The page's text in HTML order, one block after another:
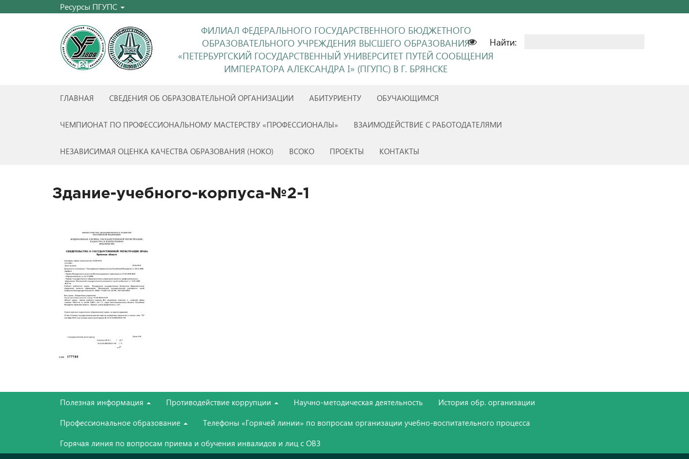
Ресурсы ПГУПС
ФИЛИАЛ ФЕДЕРАЛЬНОГО ГОСУДАРСТВЕННОГО БЮДЖЕТНОГО
ОБРАЗОВАТЕЛЬНОГО УЧРЕЖДЕНИЯ ВЫСШЕГО ОБРАЗОВАНИЯ
«ПЕТЕРБУРГСКИЙ ГОСУДАРСТВЕННЫЙ УНИВЕРСИТЕТ ПУТЕЙ СООБЩЕНИЯ
ИМПЕРАТОРА АЛЕКСАНДРА I» (ПГУПС) В Г. БРЯНСКЕ
Найти:
ГЛАВНАЯ СВЕДЕНИЯ ОБ ОБРАЗОВАТЕЛЬНОЙ ОРГАНИЗАЦИИ АБИТУРИЕНТУ ОБУЧАЮЩИМСЯ
ЧЕМПИОНАТ ПО ПРОФЕССИОНАЛЬНОМУ МАСТЕРСТВУ «ПРОФЕССИОНАЛЫ» ВЗАИМОДЕЙСТВИЕ С РАБОТОДАТЕЛЯМИ
НЕЗАВИСИМАЯ ОЦЕНКА КАЧЕСТВА ОБРАЗОВАНИЯ (НОКО) ВСОКО ПРОЕКТЫ КОНТАКТЫ
Здание-учебного-корпуса-№2-1
Полезная информация Противодействие коррупции Научно-методическая деятельность
История обр. организации
Профессиональное образование
Телефоны «Горячей линии» по вопросам организации учебно-воспитательного процесса
Горячая линия по вопросам приема и обучения инвалидов и лиц с ОВЗ